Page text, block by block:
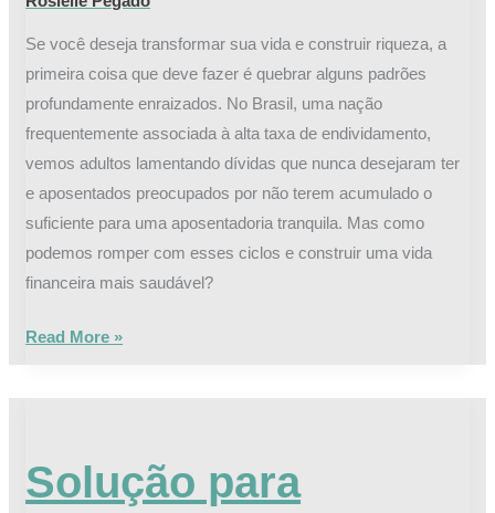
Se você deseja transformar sua vida e construir riqueza, a
primeira coisa que deve fazer é quebrar alguns padrões
profundamente enraizados. No Brasil, uma nação
frequentemente associada à alta taxa de endividamento,
vemos adultos lamentando dívidas que nunca desejaram ter
e aposentados preocupados por não terem acumulado o
suficiente para uma aposentadoria tranquila. Mas como
podemos romper com esses ciclos e construir uma vida
financeira mais saudável?
Read More »
Solução para
Dividas:
Guia